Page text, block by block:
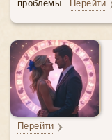
проблемы.
Перейти
Перейти